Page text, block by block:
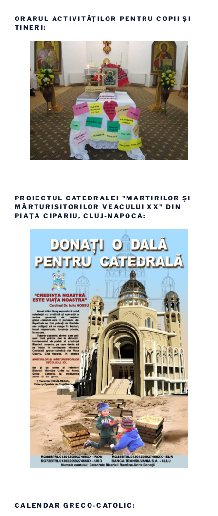
ORARUL ACTIVITĂȚILOR PENTRU COPII ȘI
TINERI:
PROIECTUL CATEDRALEI "MARTIRILOR ȘI
MĂRTURISITORILOR VEACULUI XX" DIN
PIAȚA CIPARIU, CLUJ-NAPOCA:
CALENDAR GRECO-CATOLIC: